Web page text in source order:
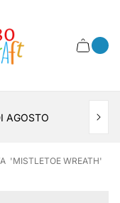
Cassetto
AGOSTO
'MISTLETOE WREATH'